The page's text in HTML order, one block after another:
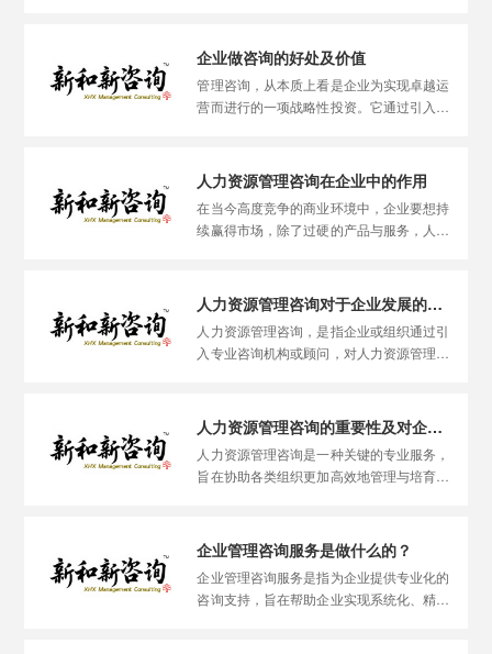
团队，能够针对企业在人才招聘、绩效管
理、员工培训、薪酬激励等方面遇到的各类
问题，提供系统性解决方案。
企业做咨询的好处及价值
管理咨询，从本质上看是企业为实现卓越运
营而进行的一项战略性投资。它通过引入外
效益。既然是投资，企业就必然会关注其回
报率：当管理咨询带来的产出显著高于投入
时，这项投资便是“超值”的；反之，则可能
得不偿失。
人力资源管理咨询在企业中的作用
在当今高度竞争的商业环境中，企业要想持
续赢得市场，除了过硬的产品与服务，人力
能够帮助企业系统提升人才管理能力，优化
员工效能，从而增强整体业绩与市场竞争
力。以下将具体阐述人力资源管理咨询为企
业带来的核心价值。
人力资源管理咨询对于企业发展的重要作用
人力资源管理咨询，是指企业或组织通过引
入专业咨询机构或顾问，对人力资源管理进
专业服务。在当前高度竞争的商业环境中，
科学有效的人力资源管理咨询已成为推动企
业稳健发展与持续成功的重要支撑。
人力资源管理咨询的重要性及对企业的益处
人力资源管理咨询是一种关键的专业服务，
旨在协助各类组织更加高效地管理与培育其
本文将深入解析人力资源管理咨询的核心价
值，并阐述其能为组织带来的多重益处。
企业管理咨询服务是做什么的？
企业管理咨询服务是指为企业提供专业化的
咨询支持，旨在帮助企业实现系统化、精细